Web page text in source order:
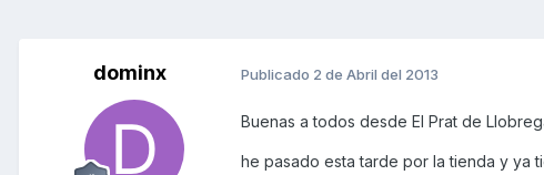
dominx Publicado 2 de Abril del 2013
Buenas a todos desde El Prat de
he pasado esta tarde por la tienda y ya